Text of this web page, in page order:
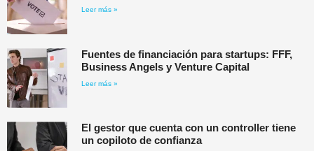
Leer más »
Fuentes de financiación para startups: FFF,
Business Angels y Venture Capital
Leer más »
El gestor que cuenta con un controller tiene
un copiloto de confianza